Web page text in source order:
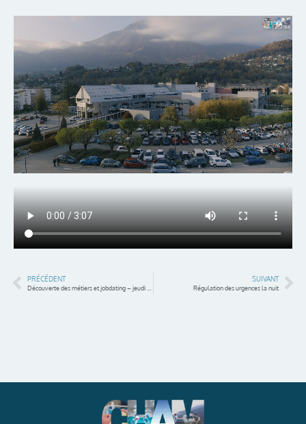
PRÉCÉDENT SUIVANT
Régulation des urgences la nuit